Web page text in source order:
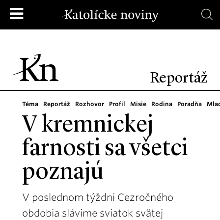
Reportáž
Téma Reportáž Rozhovor Profil Misie Rodina Poradňa
V kremnickej
farnosti sa všetci
poznajú
V poslednom týždni Cezročného
obdobia slávime sviatok svätej